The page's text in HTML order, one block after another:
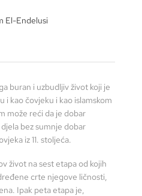
El-Endelusi
buran i uzbudljiv život koji je
i kao čovjeku i kao islamskom
može reći da je dobar
bez sumnje dobar
iz 11. stoljeća.
život na sest etapa od kojih
crte njegove ličnosti,
Ipak peta etapa je,